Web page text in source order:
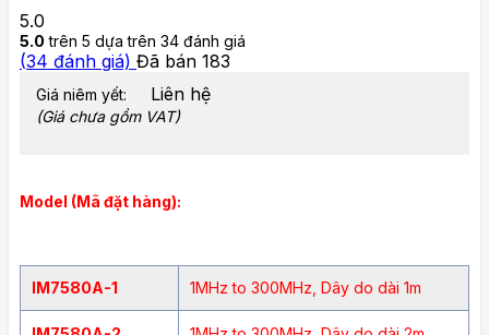
5.0
5.0 trên 5 dựa trên 34 đánh giá
(34 đánh giá) Đã bán 183
Giá niêm yết: Liên hệ
(Giá chưa gồm VAT)
Model (Mã đặt hàng):
IM7580A-1 1MHz to 300MHz, Dây do dài 1m